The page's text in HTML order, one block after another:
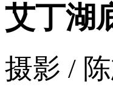
艾丁湖
摄影 /